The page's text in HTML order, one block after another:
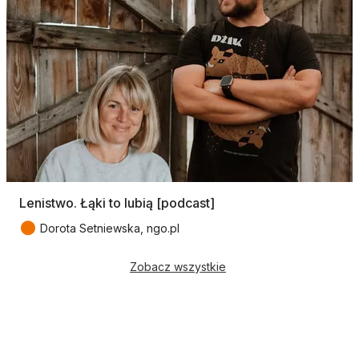
Lenistwo. Łąki to lubią [podcast]
● Dorota Setniewska, ngo.pl
Zobacz wszystkie